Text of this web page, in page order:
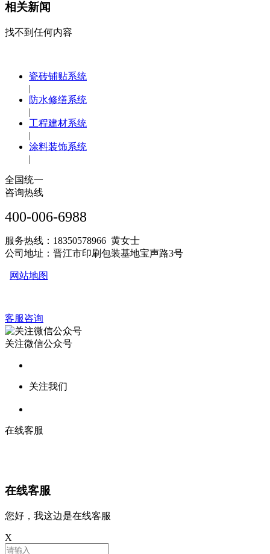
相关新闻
找不到任何内容
瓷砖铺贴系统
|
防水修缮系统
|
工程建材系统
|
涂料装饰系统
|
全国统一
咨询热线
400-006-6988
服务热线：18350578966 黄女士
公司地址：晋江市印刷包装基地宝声路3号
网站地图
客服咨询
关注微信公众号
关注我们
在线客服
在线客服
您好，我这边是在线客服
X